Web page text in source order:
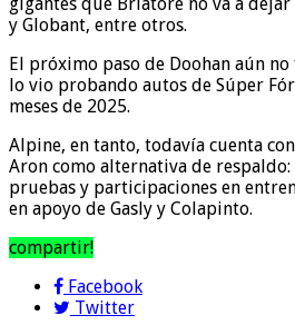
y Globant, entre otros.
El próximo paso de Doohan aún
lo vio probando autos de Súper
meses de 2025.
Alpine, en tanto, todavía cuenta
Aron como alternativa de
pruebas y participaciones en
en apoyo de Gasly y Colapinto.
compartir!
Facebook
Twitter